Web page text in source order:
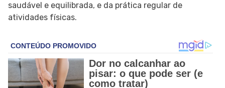
saudável e equilibrada, e da prática regular de
atividades físicas.